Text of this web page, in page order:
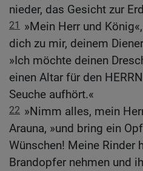
nieder, das Gesicht zur
21 »Mein Herr und
dich zu mir, deinem
»Ich möchte deinen
einen Altar für den
Seuche aufhört.«
22 »Nimm alles, mein
Arauna, »und bring ein
Wünschen! Meine Rinder
Brandopfer nehmen und